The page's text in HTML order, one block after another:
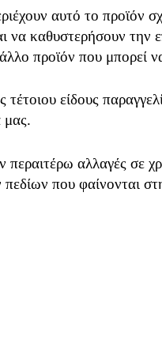
αυτό το προϊόν
να καθυστερήσουν την
προϊόν που μπορεί
τέτοιου είδους
μας.
περαιτέρω αλλαγές σε
που φαίνονται